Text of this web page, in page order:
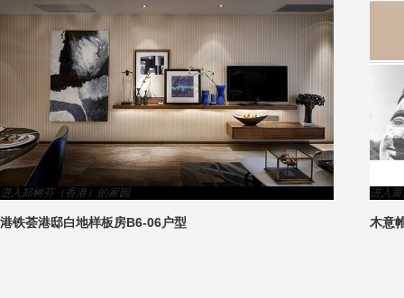
进入郑树芬（香港）的家园
港铁荟港邸白地样板房B6-06户型
进入
木意